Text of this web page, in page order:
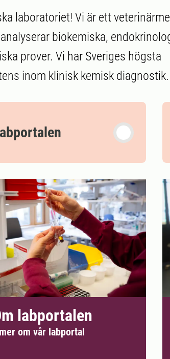
laboratoriet! Vi är ett
biokemiska,
prover. Vi har Sveriges högsta
inom klinisk kemisk diagnostik.
labportalen
om vår labportal